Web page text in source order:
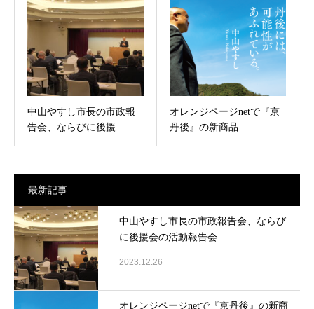
中山やすし市長の市政報
告会、ならびに後援...
オレンジページnetで『京
丹後』の新商品...
最新記事
中山やすし市長の市政報告会、ならび
に後援会の活動報告会...
2023.12.26
オレンジページnetで『京丹後』の新商